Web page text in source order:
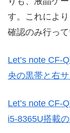
す。これによ
確認のみ行って
Let’s note CF-
央の黒帯と右
Let’s note CF-
i5-8365U搭載